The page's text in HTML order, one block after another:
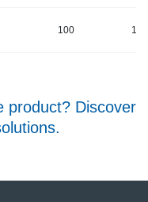
100 16
product? Discover